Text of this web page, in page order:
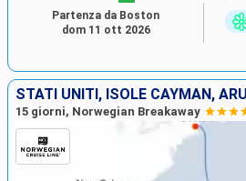
Partenza da Boston
dom 11 ott 2026
15 giorni, Norwegian Breakaway